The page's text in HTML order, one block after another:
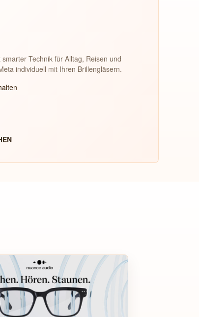
Technik für Alltag, Reisen und
individuell mit Ihren Brillengläsern.